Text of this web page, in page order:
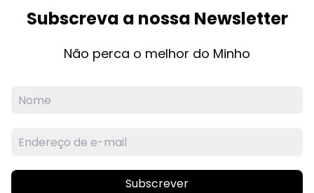
Subscreva a nossa Newsletter
Não perca o melhor do Minho
Subscrever